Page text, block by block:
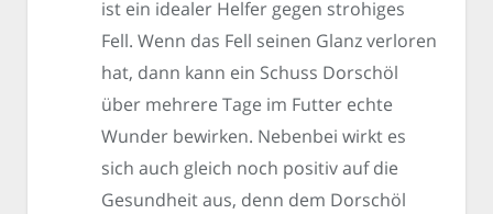
ist ein idealer Helfer gegen strohiges
Fell. Wenn das Fell seinen Glanz verloren
hat, dann kann ein Schuss Dorschöl
über mehrere Tage im Futter echte
Wunder bewirken. Nebenbei wirkt es
sich auch gleich noch positiv auf die
Gesundheit aus, denn dem Dorschöl